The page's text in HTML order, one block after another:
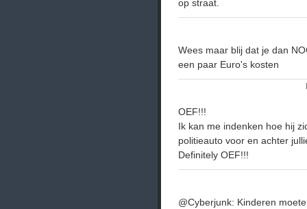
op straat.
Wees maar blij dat je dan
een paar Euro's kosten
OEF!!!
Ik kan me indenken hoe hij
politieauto voor en achter
Definitely OEF!!!
@Cyberjunk: Kinderen